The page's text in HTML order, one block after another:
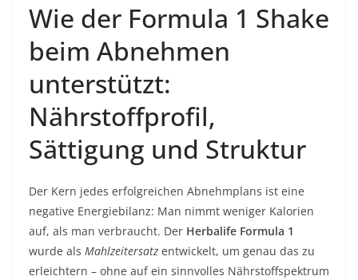
Wie der Formula 1 Shake
beim Abnehmen
unterstützt:
Nährstoffprofil,
Sättigung und Struktur
Der Kern jedes erfolgreichen Abnehmplans ist eine
negative Energiebilanz: Man nimmt weniger Kalorien
auf, als man verbraucht. Der Herbalife Formula 1
wurde als Mahlzeitersatz entwickelt, um genau das zu
erleichtern – ohne auf ein sinnvolles Nährstoffspektrum